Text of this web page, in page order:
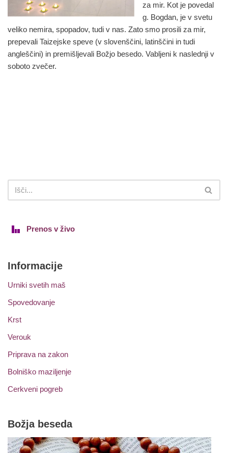
za mir. Kot je povedal
g. Bogdan, je v svetu
veliko nemira, spopadov, tudi v nas. Zato smo prosili za mir,
prepevali Taizejske speve (v slovenščini, latinščini in tudi
angleščini) in premišljevali Božjo besedo. Vabljeni k naslednji v
soboto zvečer.
Prenos v živo
Informacije
Urniki svetih maš
Spovedovanje
Krst
Verouk
Priprava na zakon
Bolniško maziljenje
Cerkveni pogreb
Božja beseda